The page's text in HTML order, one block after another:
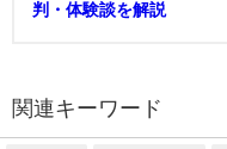
判・体験談を解説
関連キーワード